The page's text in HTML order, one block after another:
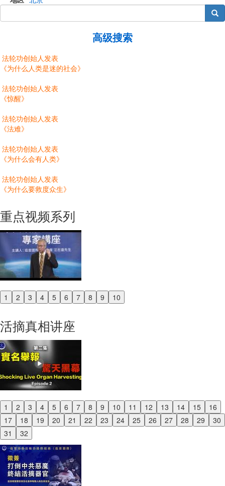
搜索
高级搜索
法轮功创始人发表
《为什么人类是迷的社会》
法轮功创始人发表
《惊醒》
法轮功创始人发表
《法难》
法轮功创始人发表
《为什么会有人类》
法轮功创始人发表
《为什么要救度众生》
重点视频系列
1 2 3 4 5 6 7 8 9 10
Previous
活摘真相讲座
1 2 3 4 5 6 7 8 9 10 11 12 13 14 15
16
17
18 19 20 21 22 23 24 25 26 27 28 29
30
31
32
Previous
Next